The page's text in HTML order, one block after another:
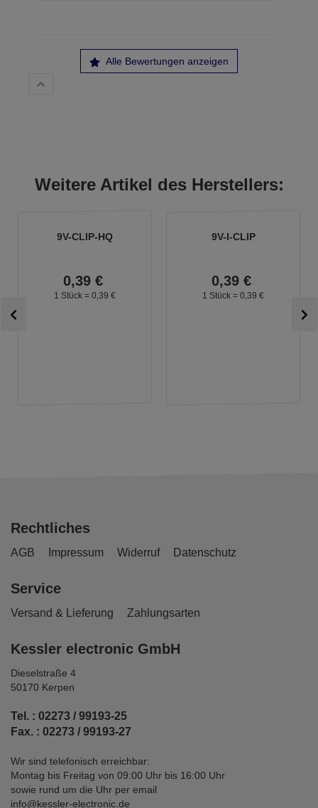
Alle Bewertungen anzeigen
Weitere Artikel des Herstellers:
9V-CLIP-HQ
0,39 €
1 Stück = 0, 39 €
9V-I-CLIP
0,39 €
1 Stück = 0, 39 €
Rechtliches
AGB Impressum Widerruf Datenschutz
Service
Versand & Lieferung Zahlungsarten
Kessler electronic GmbH
Dieselstraße 4
50170 Kerpen
Tel. : 02273 / 99193-25
Fax. : 02273 / 99193-27
Wir sind telefonisch erreichbar:
Montag bis Freitag von 09:00 Uhr bis 16:00 Uhr
sowie rund um die Uhr per email
info@kessler-electronic.de